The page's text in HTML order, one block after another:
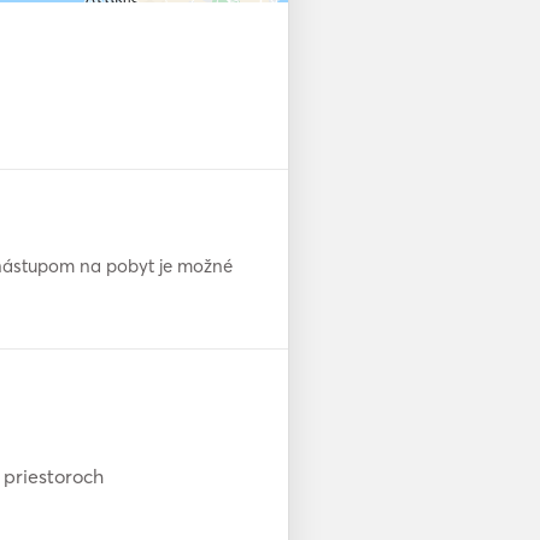
na pobyt je možné
priestoroch